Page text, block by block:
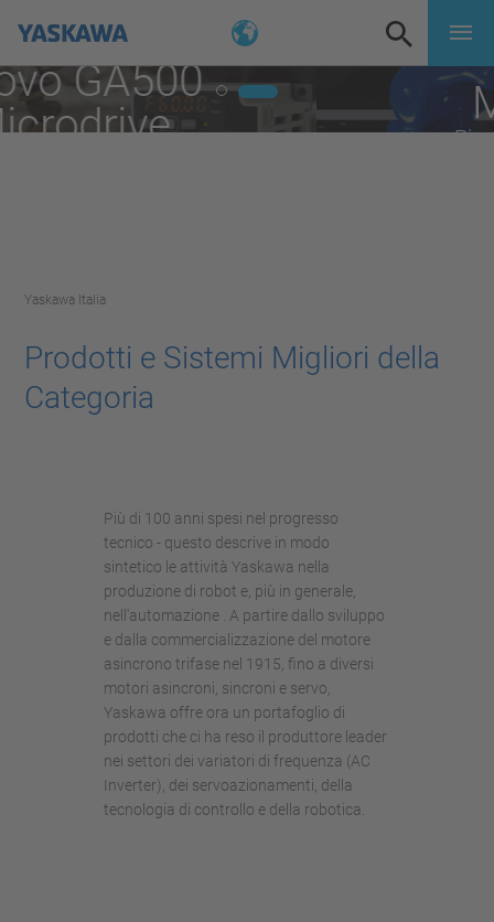
Motomini
Piccolo, leggero, veloce
Yaskawa Italia
Prodotti e Sistemi Migliori della
Categoria
Più di 100 anni spesi nel progresso
tecnico - questo descrive in modo
sintetico le attività Yaskawa nella
produzione di robot e, più in generale,
nell'automazione . A partire dallo sviluppo
e dalla commercializzazione del motore
asincrono trifase nel 1915, fino a diversi
motori asincroni, sincroni e servo,
Yaskawa offre ora un portafoglio di
prodotti che ci ha reso il produttore leader
nei settori dei variatori di frequenza (AC
Inverter), dei servoazionamenti, della
tecnologia di controllo e della robotica.